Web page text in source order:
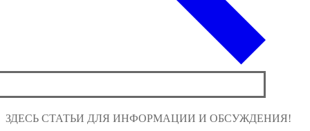
ЗДЕСЬ СТАТЬИ ДЛЯ ИНФОРМАЦИИ И ОБСУЖДЕНИЯ!